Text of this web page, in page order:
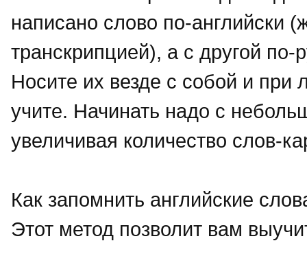
написано слово по-английски
транскрипцией), а с другой по-
Носите их везде с собой и
учите. Начинать надо с
увеличивая количество слов-
Как запомнить английские
Этот метод позволит вам